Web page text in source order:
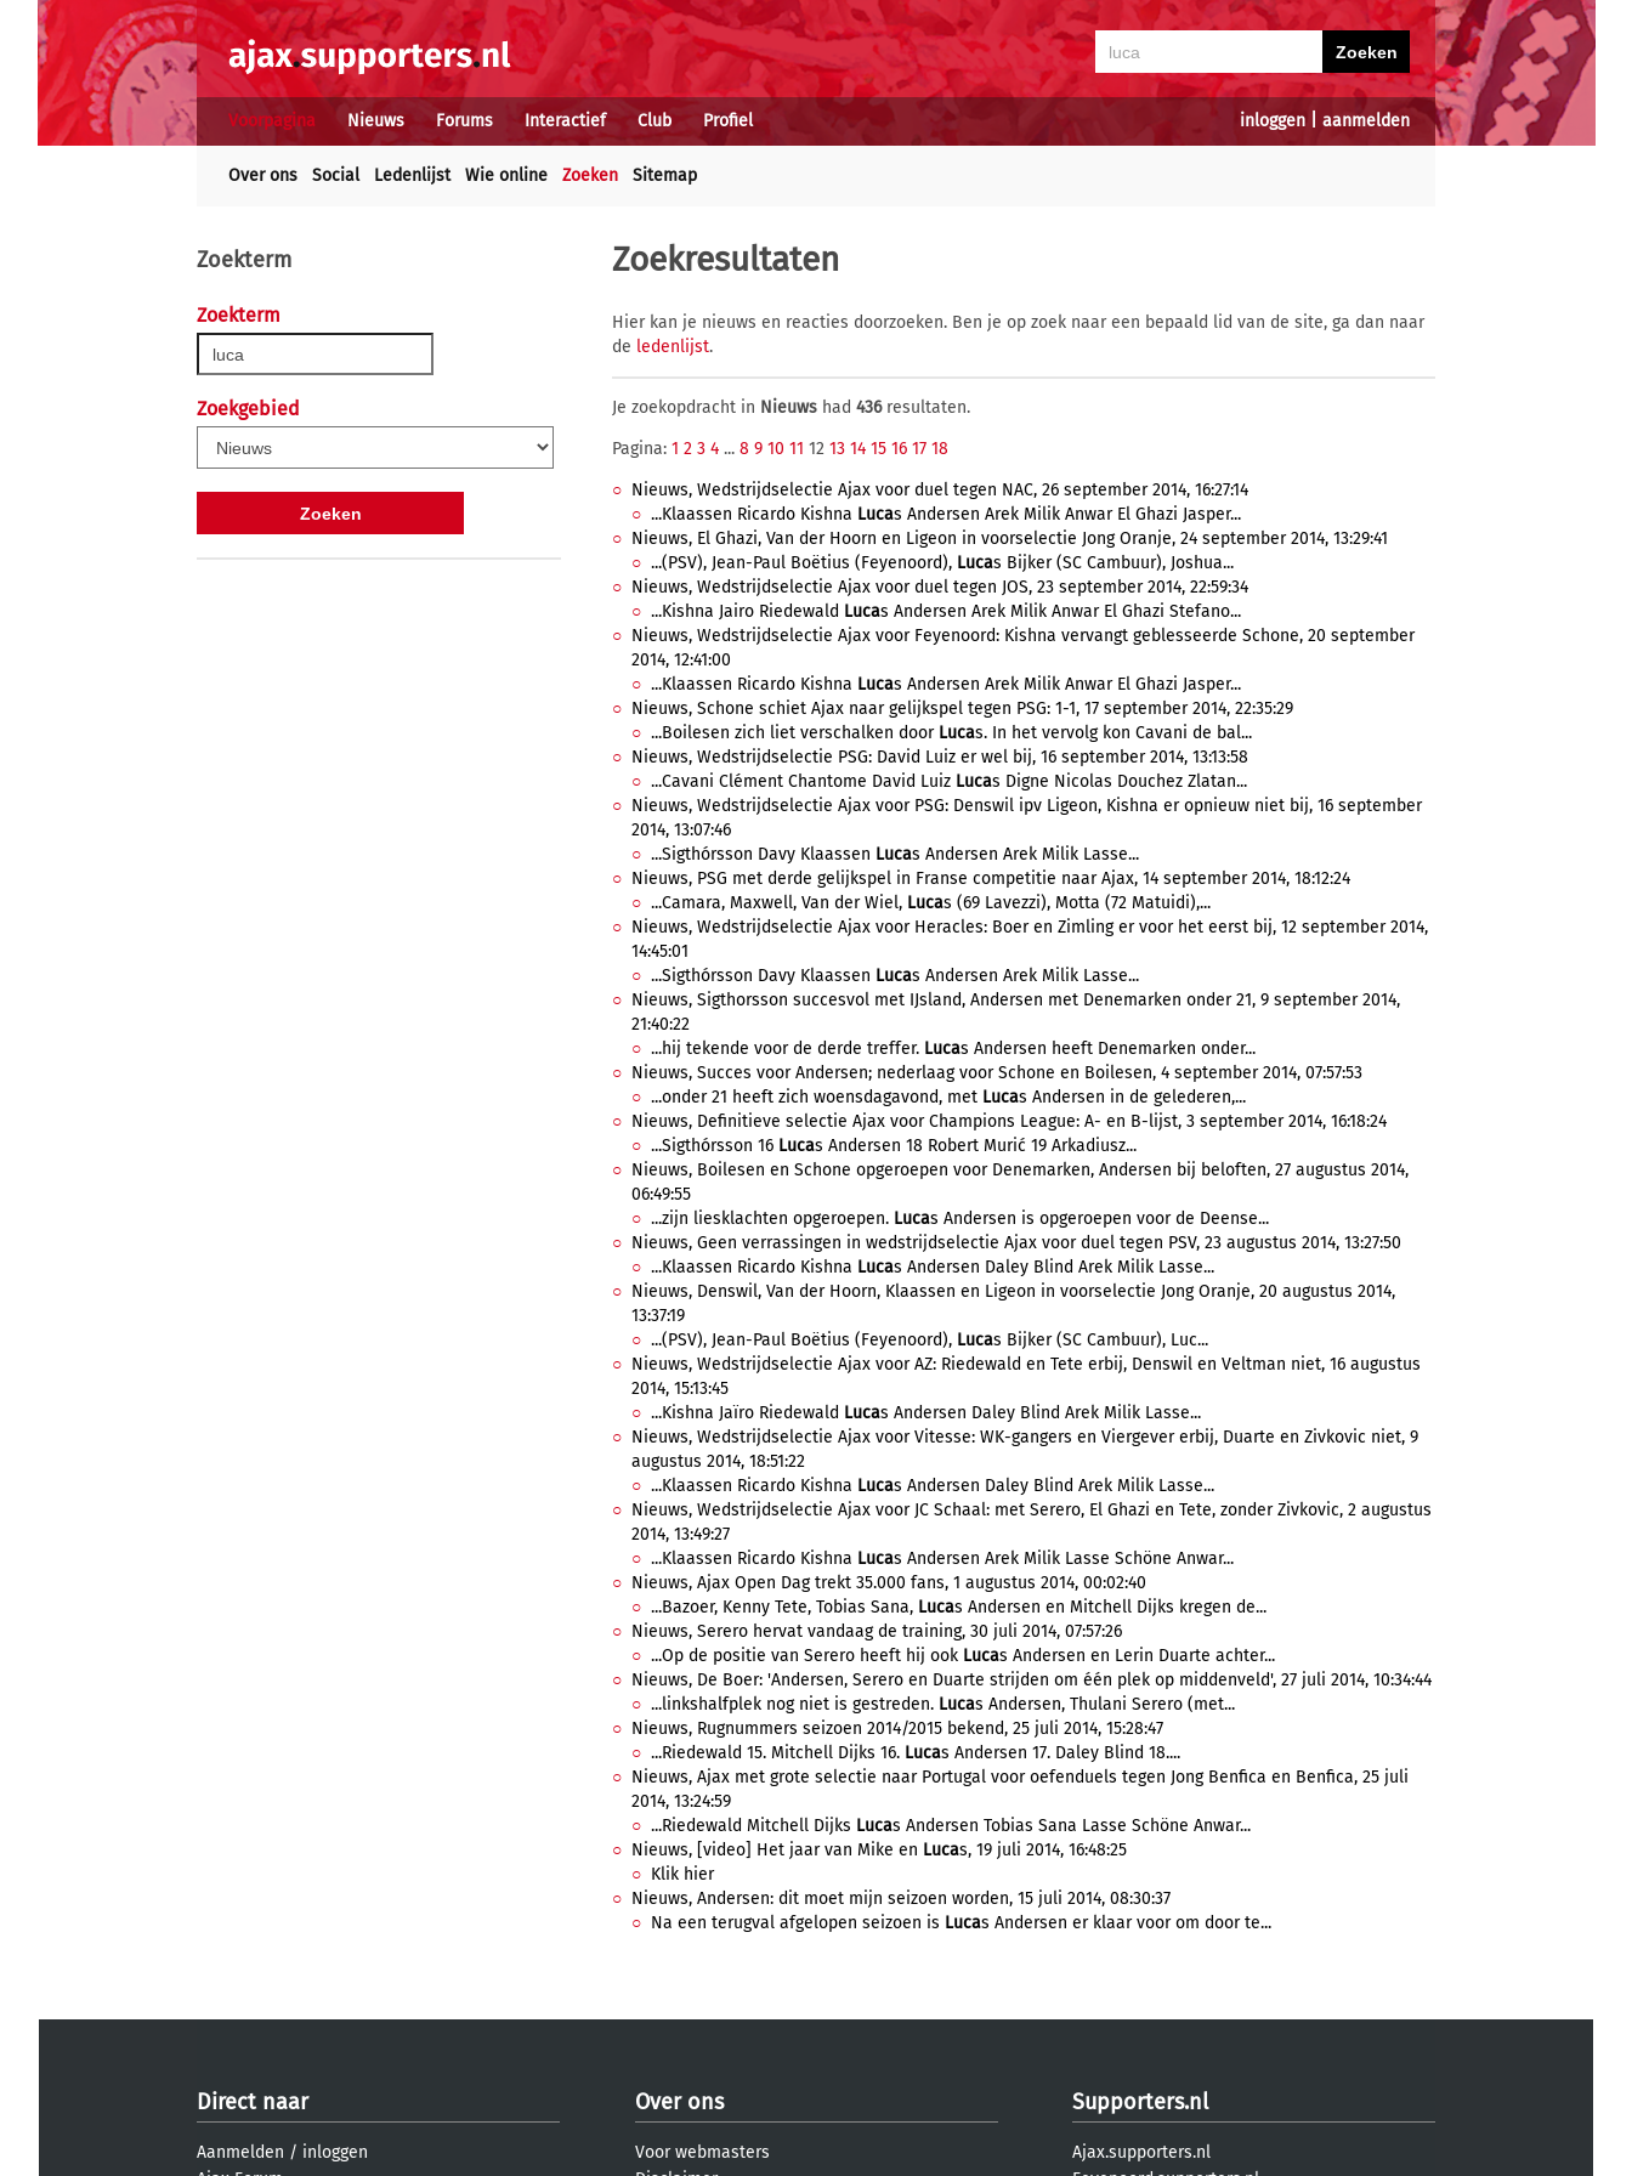
inloggen aanmelden
Voorpagina Nieuws Forums Interactief Club Profiel
Over ons Social Ledenlijst Wie online Zoeken Sitemap
Zoekterm
Zoekterm
Zoekgebied
Zoekresultaten
Hier kan je nieuws en reacties doorzoeken. Ben je op zoek naar een bepaald lid van de site, ga dan naar
de ledenlijst.
Je zoekopdracht in Nieuws had 436resultaten.
Pagina: 1 2 3 4 ... 8 9 10 11 12 13 14 15 16 17 18
Nieuws, Wedstrijdselectie Ajax voor duel tegen NAC, 26 september 2014, 16:27:14
...Klaassen Ricardo Kishna Lucas Andersen Arek Milik Anwar El Ghazi Jasper...
Nieuws, El Ghazi, Van der Hoorn en Ligeon in voorselectie Jong Oranje, 24 september 2014, 13:29:41
...(PSV), Jean-Paul Boëtius (Feyenoord), Lucas Bijker (SC Cambuur), Joshua...
Nieuws, Wedstrijdselectie Ajax voor duel tegen JOS, 23 september 2014, 22:59:34
...Kishna Jairo Riedewald Lucas Andersen Arek Milik Anwar El Ghazi Stefano...
Nieuws, Wedstrijdselectie Ajax voor Feyenoord: Kishna vervangt geblesseerde Schone, 20 september
2014, 12:41:00
...Klaassen Ricardo Kishna Lucas Andersen Arek Milik Anwar El Ghazi Jasper...
Nieuws, Schone schiet Ajax naar gelijkspel tegen PSG: 1-1, 17 september 2014, 22:35:29
...Boilesen zich liet verschalken door Lucas. In het vervolg kon Cavani de bal...
Nieuws, Wedstrijdselectie PSG: David Luiz er wel bij, 16 september 2014, 13:13:58
...Cavani Clément Chantome David Luiz Lucas Digne Nicolas Douchez Zlatan...
Nieuws, Wedstrijdselectie Ajax voor PSG: Denswil ipv Ligeon, Kishna er opnieuw niet bij, 16 september
2014, 13:07:46
...Sigthórsson Davy Klaassen Lucas Andersen Arek Milik Lasse...
Nieuws, PSG met derde gelijkspel in Franse competitie naar Ajax, 14 september 2014, 18:12:24
...Camara, Maxwell, Van der Wiel, Lucas (69 Lavezzi), Motta (72 Matuidi),...
Nieuws, Wedstrijdselectie Ajax voor Heracles: Boer en Zimling er voor het eerst bij, 12 september 2014,
14:45:01
...Sigthórsson Davy Klaassen Lucas Andersen Arek Milik Lasse...
Nieuws, Sigthorsson succesvol met IJsland, Andersen met Denemarken onder 21, 9 september 2014,
21:40:22
...hij tekende voor de derde treffer. Lucas Andersen heeft Denemarken onder...
Nieuws, Succes voor Andersen; nederlaag voor Schone en Boilesen, 4 september 2014, 07:57:53
...onder 21 heeft zich woensdagavond, met Lucas Andersen in de gelederen,...
Nieuws, Definitieve selectie Ajax voor Champions League: A- en B-lijst, 3 september 2014, 16:18:24
...Sigthórsson 16 Lucas Andersen 18 Robert Murić 19 Arkadiusz...
Nieuws, Boilesen en Schone opgeroepen voor Denemarken, Andersen bij beloften, 27 augustus 2014,
06:49:55
...zijn liesklachten opgeroepen. Lucas Andersen is opgeroepen voor de Deense...
Nieuws, Geen verrassingen in wedstrijdselectie Ajax voor duel tegen PSV, 23 augustus 2014, 13:27:50
...Klaassen Ricardo Kishna Lucas Andersen Daley Blind Arek Milik Lasse...
Nieuws, Denswil, Van der Hoorn, Klaassen en Ligeon in voorselectie Jong Oranje, 20 augustus 2014,
13:37:19
...(PSV), Jean-Paul Boëtius (Feyenoord), Lucas Bijker (SC Cambuur), Luc...
Nieuws, Wedstrijdselectie Ajax voor AZ: Riedewald en Tete erbij, Denswil en Veltman niet, 16 augustus
2014, 15:13:45
...Kishna Jaïro Riedewald Lucas Andersen Daley Blind Arek Milik Lasse...
Nieuws, Wedstrijdselectie Ajax voor Vitesse: WK-gangers en Viergever erbij, Duarte en Zivkovic niet, 9
augustus 2014, 18:51:22
...Klaassen Ricardo Kishna Lucas Andersen Daley Blind Arek Milik Lasse...
Nieuws, Wedstrijdselectie Ajax voor JC Schaal: met Serero, El Ghazi en Tete, zonder Zivkovic, 2 augustus
2014, 13:49:27
...Klaassen Ricardo Kishna Lucas Andersen Arek Milik Lasse Schöne Anwar...
Nieuws, Ajax Open Dag trekt 35.000 fans, 1 augustus 2014, 00:02:40
...Bazoer, Kenny Tete, Tobias Sana, Lucas Andersen en Mitchell Dijks kregen de...
Nieuws, Serero hervat vandaag de training, 30 juli 2014, 07:57:26
...Op de positie van Serero heeft hij ook Lucas Andersen en Lerin Duarte achter...
Nieuws, De Boer: 'Andersen, Serero en Duarte strijden om één plek op middenveld', 27 juli 2014, 10:34:44
...linkshalfplek nog niet is gestreden. Lucas Andersen, Thulani Serero (met...
Nieuws, Rugnummers seizoen 2014/2015 bekend, 25 juli 2014, 15:28:47
...Riedewald 15. Mitchell Dijks 16. Lucas Andersen 17. Daley Blind 18....
Nieuws, Ajax met grote selectie naar Portugal voor oefenduels tegen Jong Benfica en Benfica, 25 juli
2014, 13:24:59
...Riedewald Mitchell Dijks Lucas Andersen Tobias Sana Lasse Schöne Anwar...
Nieuws, [video] Het jaar van Mike en Lucas, 19 juli 2014, 16:48:25
Klik hier
Nieuws, Andersen: dit moet mijn seizoen worden, 15 juli 2014, 08:30:37
Na een terugval afgelopen seizoen is Lucas Andersen er klaar voor om door te...
Direct naar
Aanmelden / inloggen
Over ons
Voor webmasters
Supporters.nl
Ajax.supporters.nl